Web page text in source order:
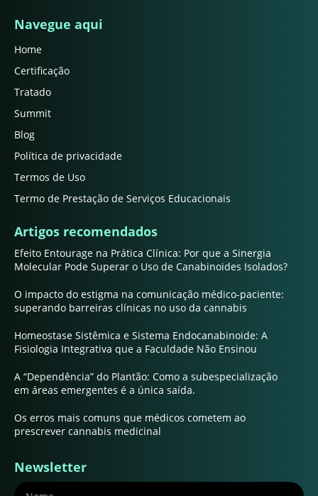
Navegue aqui
Home
Certificação
Tratado
Summit
Blog
Política de privacidade
Termos de Uso
Termo de Prestação de Serviços Educacionais
Artigos recomendados
Efeito Entourage na Prática Clínica: Por que a Sinergia
Molecular Pode Superar o Uso de Canabinoides Isolados?
O impacto do estigma na comunicação médico-paciente:
superando barreiras clínicas no uso da cannabis
Homeostase Sistêmica e Sistema Endocanabinoide: A
Fisiologia Integrativa que a Faculdade Não Ensinou
A “Dependência” do Plantão: Como a subespecialização
em áreas emergentes é a única saída.
Os erros mais comuns que médicos cometem ao
prescrever cannabis medicinal
Newsletter